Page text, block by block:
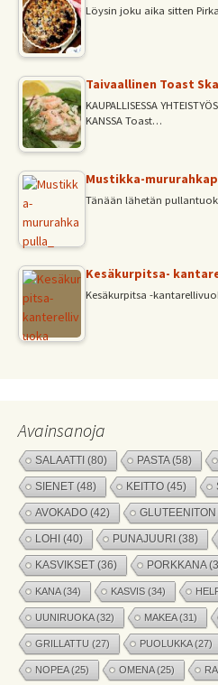
Löysin joku aika sitten
Taivaallinen Toast
KAUPALLISESSA
KANSSA Toast…
Mustikka-
Tänään lähetän
Kesäkurpitsa-
Kesäkurpitsa -
Avainsanoja
SALAATTI (80) PASTA(58)
SIENET (48) KEITTO (45)
AVOKADO (42) GLUTEENITON
LOHI (40) PUNAJUURI (38)
KASVIKSET (36) PORKKANA
KANA(34) KASVIS (34)
UUNIRUOKA(32) MAKEA(31)
GRILLATTU (27) PUOLUKKA(27)
NOPEA(25) OMENA(25)